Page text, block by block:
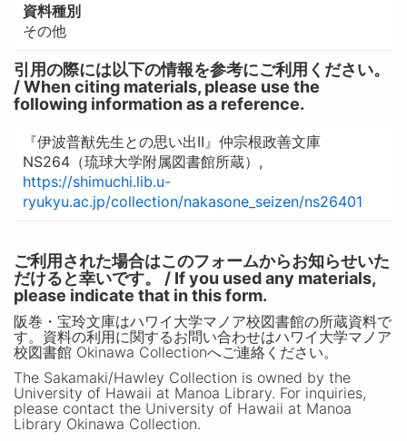
資料種別
その他
引用の際には以下の情報を参考にご利用ください。
/ When citing materials, please use the
following information as a reference.
『伊波普猷先生との思い出II』仲宗根政善文庫
NS264（琉球大学附属図書館所蔵）,
https://shimuchi.lib.u-
ryukyu.ac.jp/collection/nakasone_seizen/ns26401
ご利用された場合はこのフォームからお知らせいた
だけると幸いです。 / If you used any materials,
please indicate that in this form.
阪巻・宝玲文庫はハワイ大学マノア校図書館の所蔵資料で
す。資料の利用に関するお問い合わせはハワイ大学マノア
校図書館 Okinawa Collectionへご連絡ください。
The Sakamaki/Hawley Collection is owned by the
University of Hawaii at Manoa Library. For inquiries,
please contact the University of Hawaii at Manoa
Library Okinawa Collection.